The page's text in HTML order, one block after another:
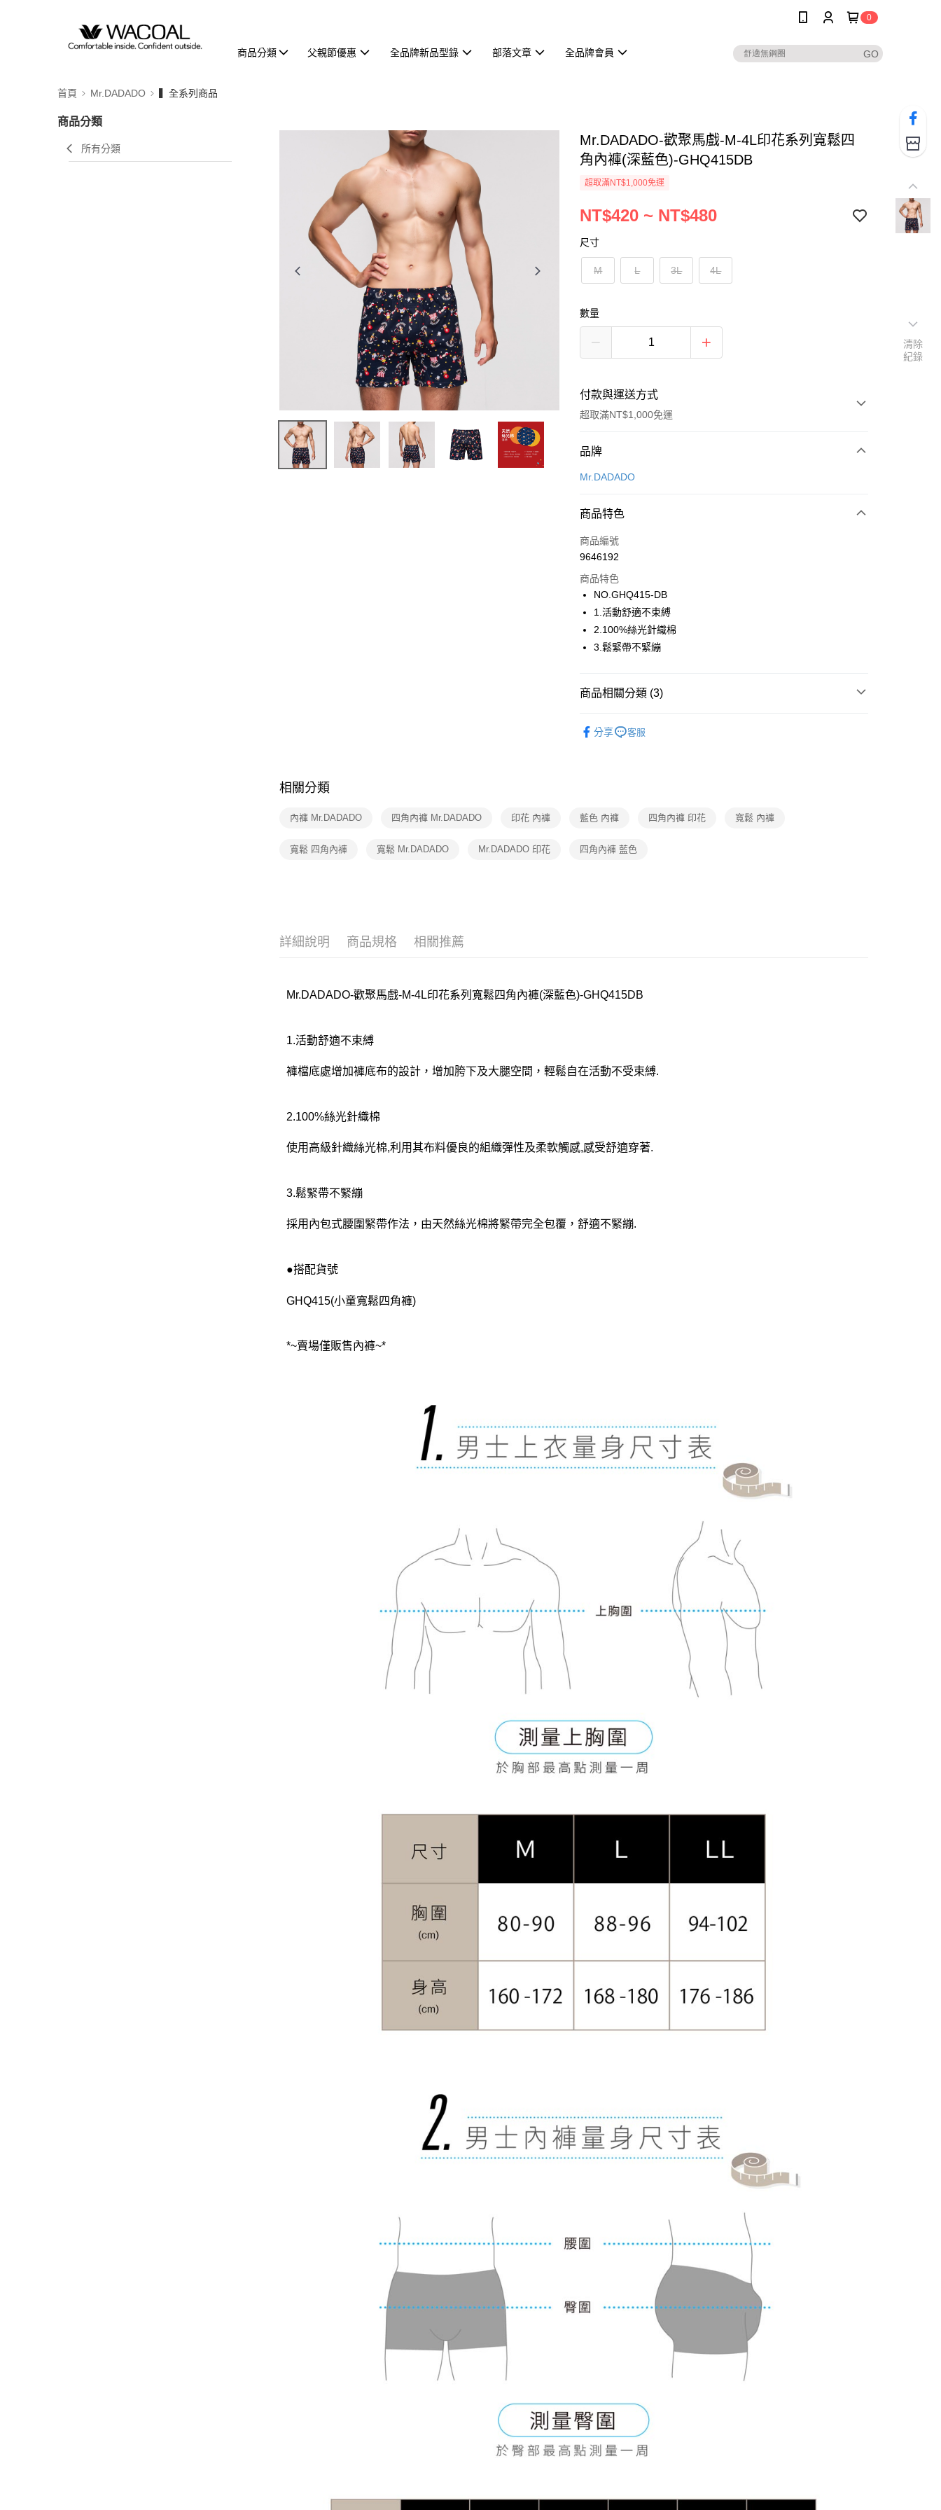
0
商品分類 父親節優惠 全品牌新品型錄 部落文章 全品牌會員
首頁 Mr.DADADO ▍全系列商品
商品分類
所有分類
Mr.DADADO-歡聚馬戲-M-4L印花系列寬鬆四
角內褲(深藍色)-GHQ415DB
超取滿NT$1,000免運
NT$420 ~ NT$480
尺寸
M L 3L 4L
數量
付款與運送方式
超取滿NT$1,000免運
付款方式
信用卡一次付款
街口支付
ATM付款
運送方式
全家取貨付款
付款後全家取貨
7-11取貨付款
每筆NT$80，滿NT$1,000(含以上)免運費
品牌
Mr.DADADO
商品特色
商品編號
9646192
商品特色
NO.GHQ415-DB
1.活動舒適不束縛
2.100%絲光針織棉
3.鬆緊帶不緊繃
商品相關分類 (3)
分享 客服
相關分類
內褲 Mr.DADADO 四角內褲 Mr.DADADO 印花 內褲 藍色 內褲 四角內褲 印花 寬鬆 內褲
寬鬆 四角內褲 寬鬆 Mr.DADADO Mr.DADADO 印花 四角內褲 藍色
詳細說明 商品規格 相關推薦
Mr.DADADO-歡聚馬戲-M-4L印花系列寬鬆四角內褲(深藍色)-GHQ415DB
1.活動舒適不束縛
褲檔底處增加褲底布的設計，增加胯下及大腿空間，輕鬆自在活動不受束縛.
2.100%絲光針織棉
使用高級針織絲光棉,利用其布料優良的組織彈性及柔軟觸感,感受舒適穿著.
3.鬆緊帶不緊繃
採用內包式腰圍緊帶作法，由天然絲光棉將緊帶完全包覆，舒適不緊繃.
●搭配貨號
GHQ415(小童寬鬆四角褲)
*~賣場僅販售內褲~*
清除
紀錄